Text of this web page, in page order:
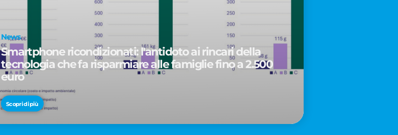
News
Smartphone ricondizionati: l'antidoto ai rincari della
tecnologia che fa risparmiare alle famiglie fino a 2.500
euro
Scopri di più